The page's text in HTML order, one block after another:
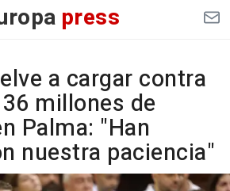
press
a cargar contra
millones de
Palma: "Han
nuestra paciencia"